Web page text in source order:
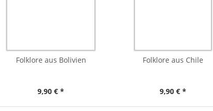
Folklore aus Bolivien
9,90 € *
Folklore aus Chile
9,90 € *